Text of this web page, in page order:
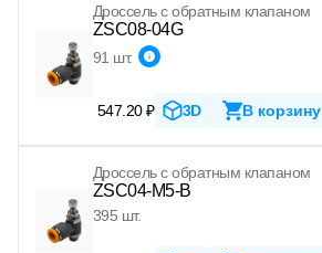
Дроссель с обратным клапаном
ZSC08-04G
91 шт.
547.20 ₽ 3D В корзину
Дроссель с обратным клапаном
ZSC04-M5-B
395 шт.